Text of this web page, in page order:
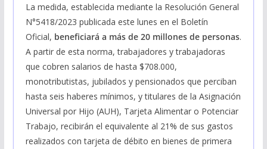
La medida, establecida mediante la Resolución General
N°5418/2023 publicada este lunes en el Boletín
Oficial, beneficiará a más de 20 millones de personas.
A partir de esta norma, trabajadores y trabajadoras
que cobren salarios de hasta $708.000,
monotributistas, jubilados y pensionados que perciban
hasta seis haberes mínimos, y titulares de la Asignación
Universal por Hijo (AUH), Tarjeta Alimentar o Potenciar
Trabajo, recibirán el equivalente al 21% de sus gastos
realizados con tarjeta de débito en bienes de primera